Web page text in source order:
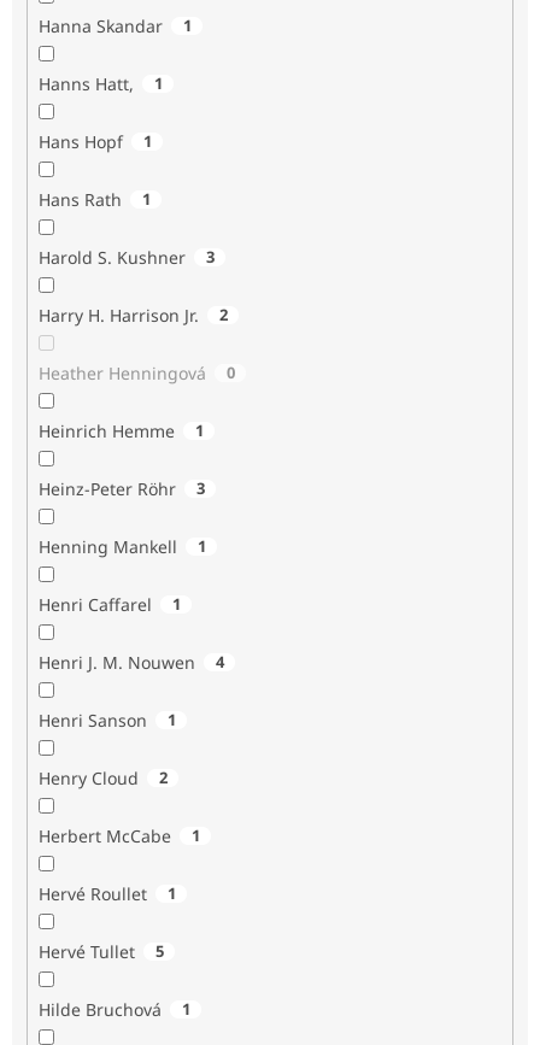
Hanna Skandar 1
Hanns Hatt, 1
Hans Hopf 1
Hans Rath 1
Harold S. Kushner 3
Harry H. Harrison Jr. 2
Heather Henningová 0
Heinrich Hemme 1
Heinz-Peter Röhr 3
Henning Mankell 1
Henri Caffarel 1
Henri J. M. Nouwen 4
Henri Sanson 1
Henry Cloud 2
Herbert McCabe 1
Hervé Roullet 1
Hervé Tullet 5
Hilde Bruchová 1